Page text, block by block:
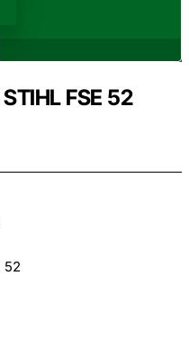
FSE 52